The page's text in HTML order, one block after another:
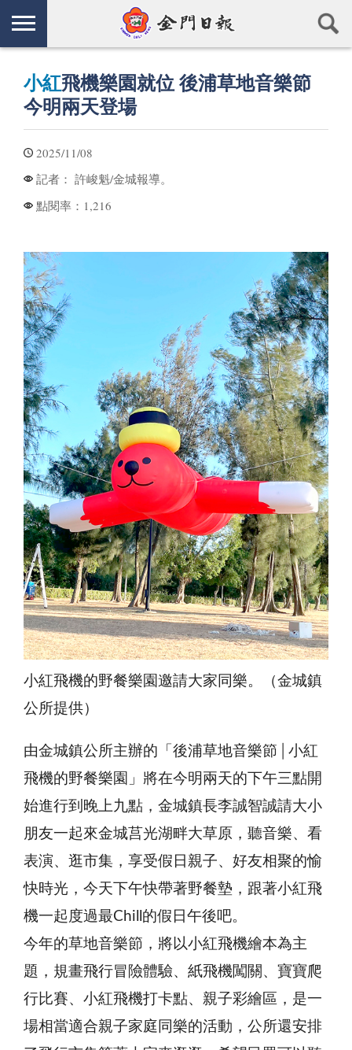
小紅飛機樂園就位 後浦草地音樂節
今明兩天登場
2025/11/08
記者： 許峻魁/金城報導。
點閱率： 1,216
小紅飛機的野餐樂園邀請大家同樂。（金城鎮
公所提供）
由金城鎮公所主辦的「後浦草地音樂節│小紅
飛機的野餐樂園」將在今明兩天的下午三點開
始進行到晚上九點，金城鎮長李誠智誠請大小
朋友一起來金城莒光湖畔大草原，聽音樂、看
表演、逛市集，享受假日親子、好友相聚的愉
快時光，今天下午快帶著野餐墊，跟著小紅飛
機一起度過最Chill的假日午後吧。
今年的草地音樂節，將以小紅飛機繪本為主
題，規畫飛行冒險體驗、紙飛機闖關、寶寶爬
行比賽、小紅飛機打卡點、親子彩繪區，是一
場相當適合親子家庭同樂的活動，公所還安排